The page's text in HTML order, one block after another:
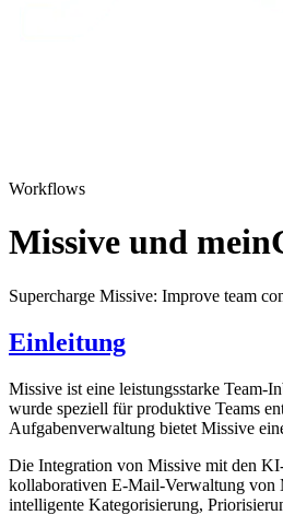
Workflows
Missive und
Supercharge Missive: Improve team
Einleitung
Missive ist eine leistungsstarke Team-
wurde speziell für produktive Teams
Aufgabenverwaltung bietet Missive
Die Integration von Missive mit den
kollaborativen E-Mail-Verwaltung von
intelligente Kategorisierung,